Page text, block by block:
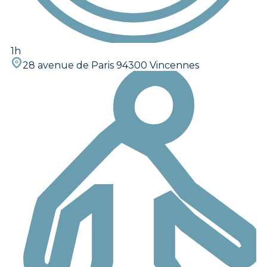
1h
28 avenue de Paris 94300 Vincennes